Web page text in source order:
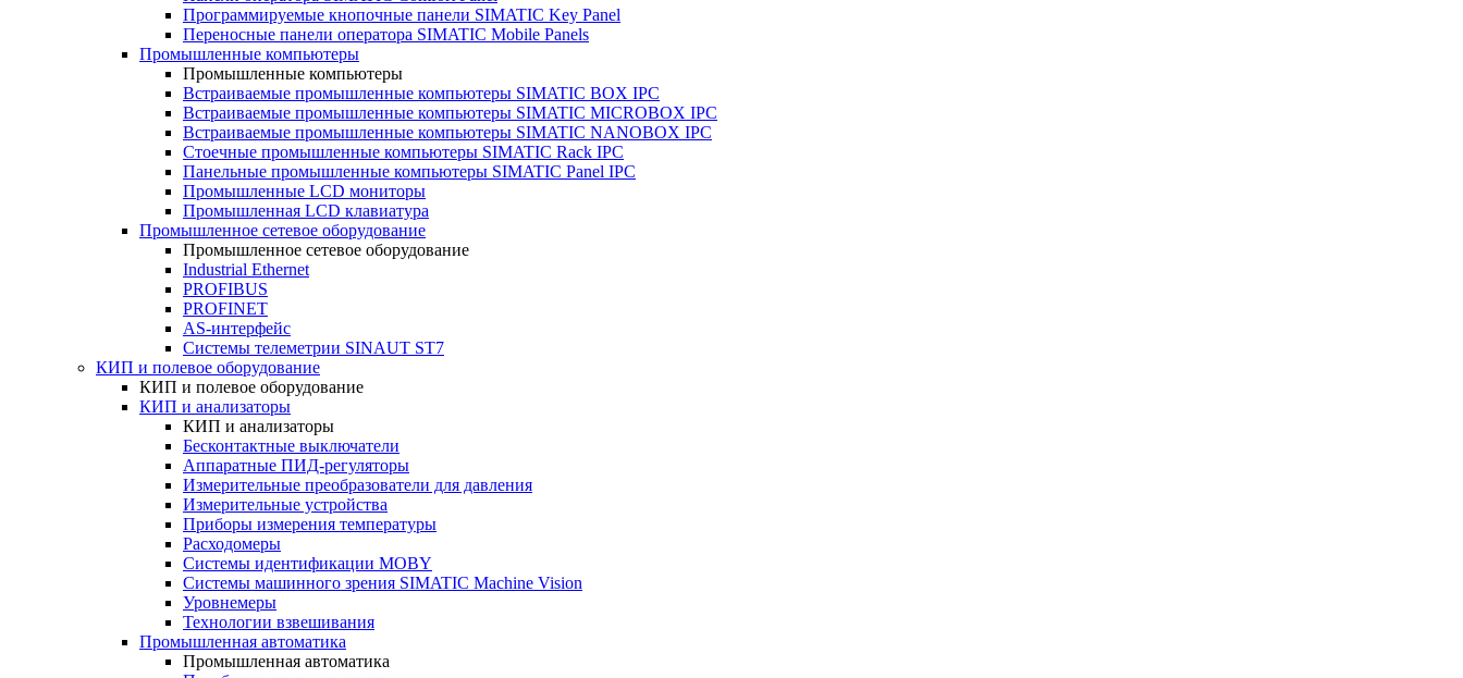
Программируемые кнопочные панели SIMATIC Key Panel
Переносные панели оператора SIMATIC Mobile Panels
Промышленные компьютеры
Промышленные компьютеры
Встраиваемые промышленные компьютеры SIMATIC BOX IPC
Встраиваемые промышленные компьютеры SIMATIC MICROBOX IPC
Встраиваемые промышленные компьютеры SIMATIC NANOBOX IPC
Стоечные промышленные компьютеры SIMATIC Rack IPC
Панельные промышленные компьютеры SIMATIC Panel IPC
Промышленные LCD мониторы
Промышленная LCD клавиатура
Промышленное сетевое оборудование
Промышленное сетевое оборудование
Industrial Ethernet
PROFIBUS
PROFINET
AS-интерфейс
Системы телеметрии SINAUT ST7
КИП и полевое оборудование
КИП и полевое оборудование
КИП и анализаторы
КИП и анализаторы
Бесконтактные выключатели
Аппаратные ПИД-регуляторы
Измерительные преобразователи для давления
Измерительные устройства
Приборы измерения температуры
Расходомеры
Системы идентификации MOBY
Системы машинного зрения SIMATIC Machine Vision
Уровнемеры
Технологии взвешивания
Промышленная автоматика
Промышленная автоматика